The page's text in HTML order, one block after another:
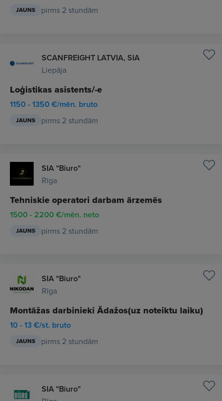
JAUNS pirms 2 stundām
SCANFREIGHT LATVIA, SIA
Liepāja
Loģistikas asistents/-e
1150 - 1350 €/mēn. bruto
JAUNS pirms 2 stundām
SIA "Biuro"
Rīga
Tehniskie operatori darbam ārzemēs
1500 - 2200 €/mēn. neto
JAUNS pirms 2 stundām
SIA "Biuro"
Rīga
Montāžas darbinieki Ādažos(uz noteiktu laiku)
10 - 13 €/st. bruto
JAUNS pirms 2 stundām
SIA "Biuro"